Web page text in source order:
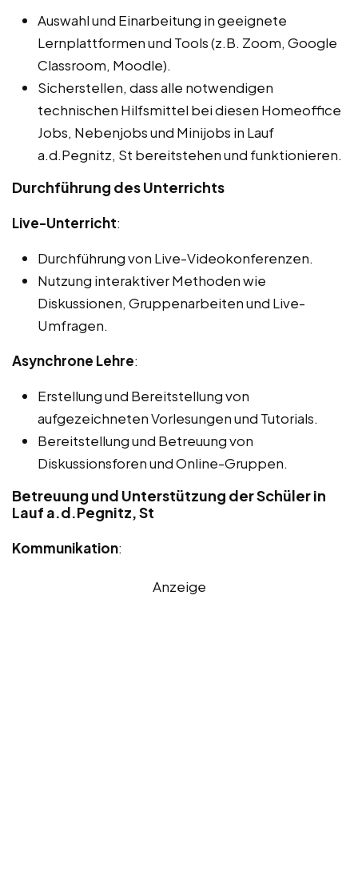
Auswahl und Einarbeitung in geeignete
Lernplattformen und Tools (z.B. Zoom, Google
Classroom, Moodle).
Sicherstellen, dass alle notwendigen
technischen Hilfsmittel bei diesen Homeoffice
Jobs, Nebenjobs und Minijobs in Lauf
a.d.Pegnitz, St bereitstehen und funktionieren.
Durchführung des Unterrichts
Live-Unterricht:
Durchführung von Live-Videokonferenzen.
Nutzung interaktiver Methoden wie
Diskussionen, Gruppenarbeiten und Live-
Umfragen.
Asynchrone Lehre:
Erstellung und Bereitstellung von
aufgezeichneten Vorlesungen und Tutorials.
Bereitstellung und Betreuung von
Diskussionsforen und Online-Gruppen.
Betreuung und Unterstützung der Schüler in
Lauf a.d.Pegnitz, St
Kommunikation:
Anzeige